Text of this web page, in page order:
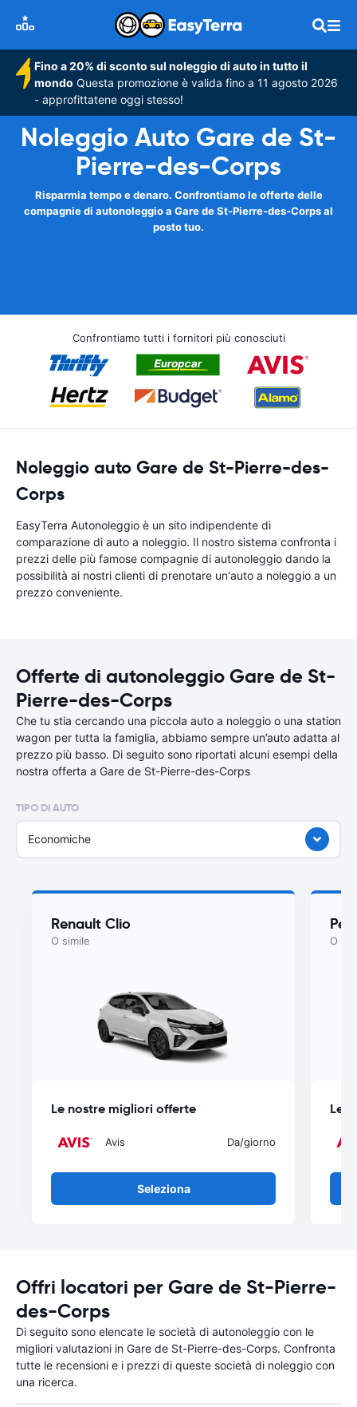
Fino a 20% di sconto sul noleggio di auto in tutto il
mondo Questa promozione è valida fino a 11 agosto 2026
- approfittatene oggi stesso!
Noleggio Auto Gare de St-
Pierre-des-Corps
Risparmia tempo e denaro. Confrontiamo le offerte delle
compagnie di autonoleggio a Gare de St-Pierre-des-Corps al
posto tuo.
Confrontiamo tutti i fornitori più conosciuti
Noleggio auto Gare de St-Pierre-des-
Corps
EasyTerra Autonoleggio è un sito indipendente di
comparazione di auto a noleggio. Il nostro sistema confronta i
prezzi delle più famose compagnie di autonoleggio dando la
possibilità ai nostri clienti di prenotare un'auto a noleggio a un
prezzo conveniente.
Offerte di autonoleggio Gare de St-
Pierre-des-Corps
Che tu stia cercando una piccola auto a noleggio o una station
wagon per tutta la famiglia, abbiamo sempre un’auto adatta al
prezzo più basso. Di seguito sono riportati alcuni esempi della
nostra offerta a Gare de St-Pierre-des-Corps
TIPO DI AUTO
Economiche
Renault Clio
O simile
Le nostre migliori offerte
Avis Da/giorno
Seleziona
O
Le
Offri locatori per Gare de St-Pierre-
des-Corps
Di seguito sono elencate le società di autonoleggio con le
migliori valutazioni in Gare de St-Pierre-des-Corps. Confronta
tutte le recensioni e i prezzi di queste società di noleggio con
una ricerca.